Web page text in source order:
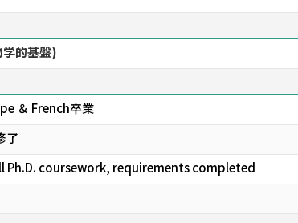
学的基盤)
＆ French卒業
了
coursework, requirements completed